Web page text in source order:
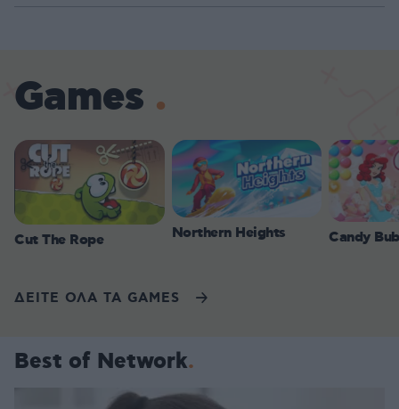
Games
Cut The Rope Northern Heights Candy
ΔΕΙΤΕ ΟΛΑ ΤΑ GAMES
Best of Network